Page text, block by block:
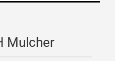
Mulcher